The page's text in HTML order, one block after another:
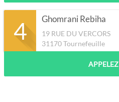
4 Ghomrani Rebiha
19 RUE DU VERCORS
31170Tournefeuille
APPELEZ